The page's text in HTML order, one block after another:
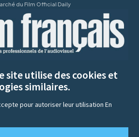
du Film Official Daily
site utilise des cookies et
similaires.
pour autoriser leur utilisationEn